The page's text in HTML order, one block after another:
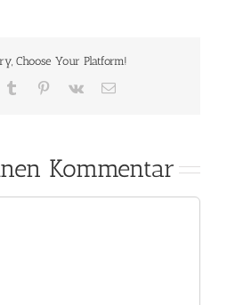
Choose Your Platform!
Tumblr Pinterest
Vk
E-
Kommentar